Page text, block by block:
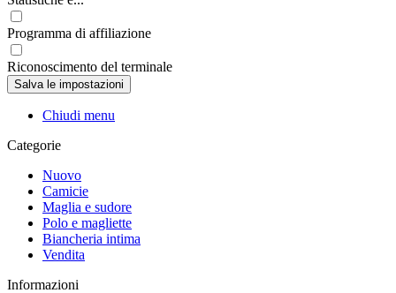
Programma di affiliazione
Riconoscimento del terminale
Chiudi menu
Categorie
Nuovo
Camicie
Maglia e sudore
Polo e magliette
Biancheria intima
Vendita
Informazioni